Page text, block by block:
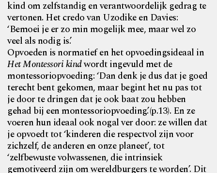
kind om zelfstandig en verantwoordelijk gedrag te
vertonen. Het credo van Uzodike en Davies:
‘Bemoei je er zo min mogelijk mee, maar wel zo
veel als nodig is.’
Opvoeden is normatief en het opvoedingsideaal in
Het Montessorikindwordt ingevuld met de
montessoriopvoeding: ‘Dan denk je dus dat je goed
terecht bent gekomen, maar begint het nu pas tot
je door te dringen dat je ook baat zou hebben
gehad bij een montessoriopvoeding.’(p.13). En ze
voeren hun ideaal ook nogal ver door: ze willen dat
je opvoedt tot ‘kinderen die respectvol zijn voor
zichzelf, de anderen en onze planeet’, tot
‘zelfbewuste volwassenen, die intrinsiek
gemotiveerd zijn om wereldburgers te worden’. Dit